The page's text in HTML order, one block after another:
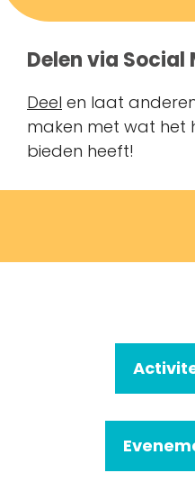
Delen via Social
Deel en laat
maken met wat het
bieden heeft!